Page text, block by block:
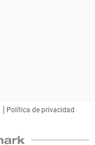
Política de privacidad